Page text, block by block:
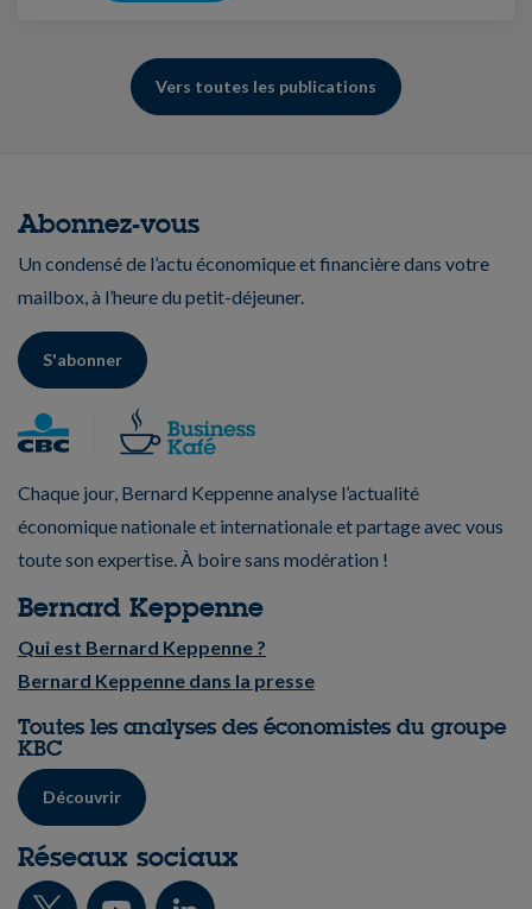
Vers toutes les publications
Abonnez-vous
Un condensé de l’actu économique et financière dans votre
mailbox, à l’heure du petit-déjeuner.
S'abonner
Chaque jour, Bernard Keppenne analyse l’actualité
économique nationale et internationale et partage avec vous
toute son expertise. À boire sans modération !
Bernard Keppenne
Qui est Bernard Keppenne ?
Bernard Keppenne dans la presse
Toutes les analyses des économistes du groupe
KBC
Découvrir
Réseaux sociaux